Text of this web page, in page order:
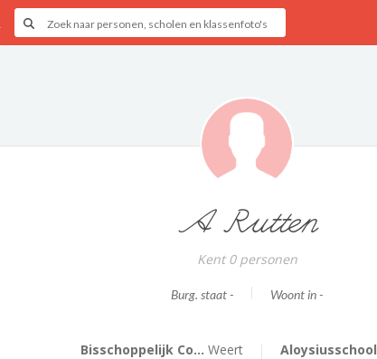
A Rutten
Kent 0 personen
Burg. staat - Woont in -
Bisschoppelijk Co... Weert
Aloysiusschool